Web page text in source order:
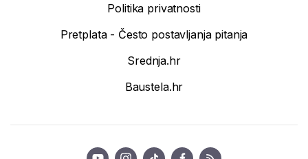
Politika privatnosti
Pretplata - Često postavljanja pitanja
Srednja.hr
Baustela.hr